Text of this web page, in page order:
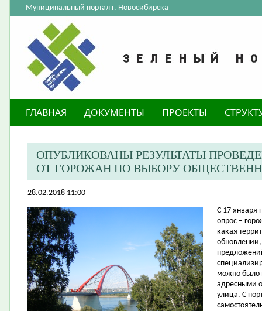
Муниципальный портал г. Новосибирска
ГЛАВНАЯ ДОКУМЕНТЫ ПРОЕКТЫ
ОПУБЛИКОВАНЫ РЕЗУЛЬТАТЫ
ОТ ГОРОЖАН ПО ВЫБОРУ
28.02.2018 11:00
С 17 января
опрос –
какая
обновлении,
можно было
адресными
улица. С